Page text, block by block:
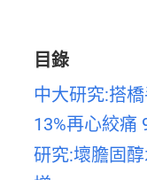
目錄
中大研究:搭
13%再心絞痛
研究:壞膽固